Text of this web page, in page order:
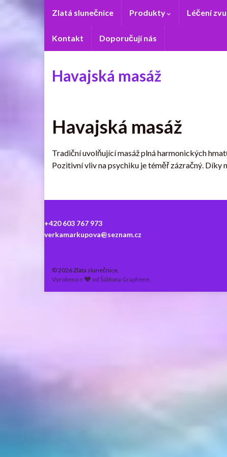
Zlatá slunečnice Produkty Léčení
Kontakt Doporučují nás
Havajská masáž
Havajská masáž
Tradiční uvolňující masáž plná harmonických
Pozitivní vliv na psychiku je téměř zázračný. Díky
+420 603 767 973
verkamarkupova@seznam.cz
© 2026 Zlatá slunečnice.
Vyrobeno s
odŠablona Graphene.